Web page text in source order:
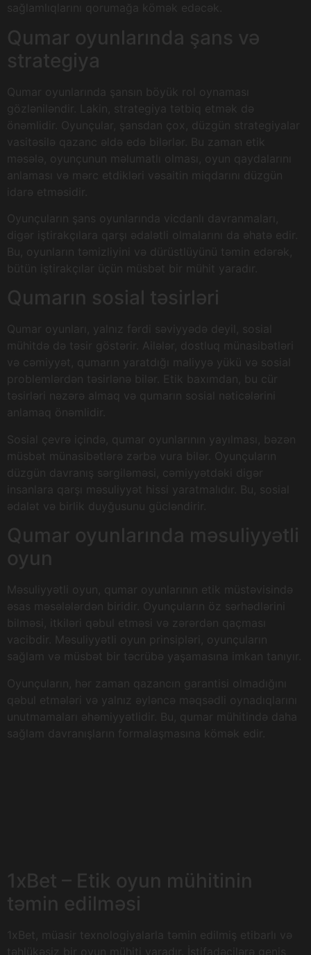
sağlamlıqlarını qorumağa kömək edəcək.
Qumar oyunlarında şans və
strategiya
Qumar oyunlarında şansın böyük rol oynaması
gözləniləndir. Lakin, strategiya tətbiq etmək də
önəmlidir. Oyunçular, şansdan çox, düzgün strategiyalar
vasitəsilə qazanc əldə edə bilərlər. Bu zaman etik
məsələ, oyunçunun məlumatlı olması, oyun qaydalarını
anlaması və mərc etdikləri vəsaitin miqdarını düzgün
idarə etməsidir.
Oyunçuların şans oyunlarında vicdanlı davranmaları,
digər iştirakçılara qarşı ədalətli olmalarını da əhatə edir.
Bu, oyunların təmizliyini və dürüstlüyünü təmin edərək,
bütün iştirakçılar üçün müsbət bir mühit yaradır.
Qumarın sosial təsirləri
Qumar oyunları, yalnız fərdi səviyyədə deyil, sosial
mühitdə də təsir göstərir. Ailələr, dostluq münasibətləri
və cəmiyyət, qumarın yaratdığı maliyyə yükü və sosial
problemlərdən təsirlənə bilər. Etik baxımdan, bu cür
təsirləri nəzərə almaq və qumarın sosial nəticələrini
anlamaq önəmlidir.
Sosial çevrə içində, qumar oyunlarının yayılması, bəzən
müsbət münasibətlərə zərbə vura bilər. Oyunçuların
düzgün davranış sərgiləməsi, cəmiyyətdəki digər
insanlara qarşı məsuliyyət hissi yaratmalıdır. Bu, sosial
ədalət və birlik duyğusunu gücləndirir.
Qumar oyunlarında məsuliyyətli
oyun
Məsuliyyətli oyun, qumar oyunlarının etik müstəvisində
əsas məsələlərdən biridir. Oyunçuların öz sərhədlərini
bilməsi, itkiləri qəbul etməsi və zərərdən qaçması
vacibdir. Məsuliyyətli oyun prinsipləri, oyunçuların
sağlam və müsbət bir təcrübə yaşamasına imkan tanıyır.
Oyunçuların, hər zaman qazancın garantisi olmadığını
qəbul etmələri və yalnız əyləncə məqsədli oynadıqlarını
unutmamaları əhəmiyyətlidir. Bu, qumar mühitində daha
sağlam davranışların formalaşmasına kömək edir.
1xBet – Etik oyun mühitinin
təmin edilməsi
1xBet, müasir texnologiyalarla təmin edilmiş etibarlı və
təhlükəsiz bir oyun mühiti yaradır. İstifadəçilərə geniş